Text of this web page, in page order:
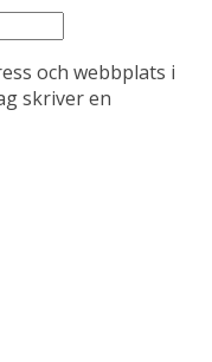
och webbplats i
skriver en